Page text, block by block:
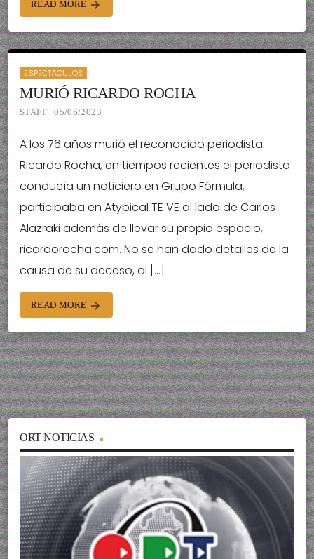
READ MORE arrow_forward
ESPECTÁCULOS
MURIÓ RICARDO ROCHA
STAFF | 05/06/2023
A los 76 años murió el reconocido periodista
Ricardo Rocha, en tiempos recientes el periodista
conducía un noticiero en Grupo Fórmula,
participaba en Atypical TE VE al lado de Carlos
Alazraki además de llevar su propio espacio,
ricardorocha.com. No se han dado detalles de la
causa de su deceso, al […]
READ MORE arrow_forward
ORT NOTICIAS